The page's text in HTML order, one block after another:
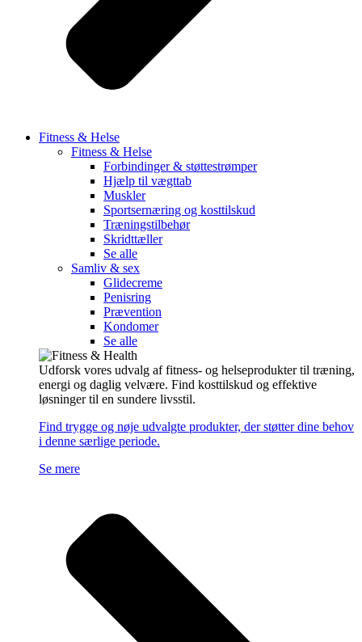
Fitness & Helse
Fitness & Helse
Forbindinger & støttestrømper
Hjælp til vægttab
Muskler
Sportsernæring og kosttilskud
Træningstilbehør
Skridttæller
Se alle
Samliv & sex
Glidecreme
Penisring
Prævention
Kondomer
Se alle
Udforsk vores udvalg af fitness- og helseprodukter til træning,
energi og daglig velvære. Find kosttilskud og effektive
løsninger til en sundere livsstil.
Find trygge og nøje udvalgte produkter, der støtter dine behov
i denne særlige periode.
Se mere